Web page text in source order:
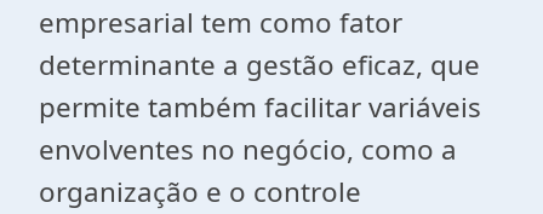
empresarial tem como fator
determinante a gestão eficaz, que
permite também facilitar variáveis
envolventes no negócio, como a
organização e o controle